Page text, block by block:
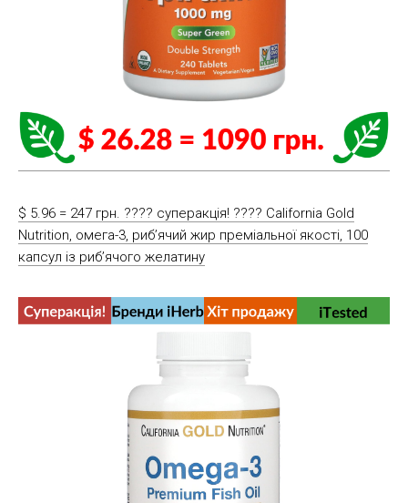
$ 5.96 = 247 грн. ???? cуперакція! ???? California Gold
Nutrition, омега-3, риб’ячий жир преміальної якості, 100
капсул із риб’ячого желатину